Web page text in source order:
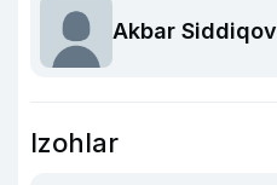
Akbar Siddiqov
Izohlar